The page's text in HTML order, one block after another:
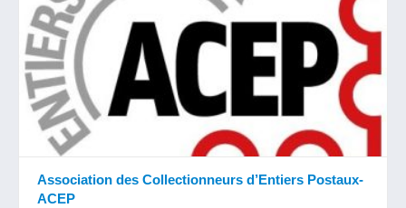
Association des Collectionneurs d’Entiers Postaux-
ACEP